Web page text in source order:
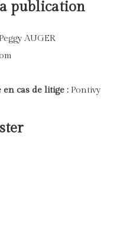
publication
AUGER
cas de litige : Pontivy